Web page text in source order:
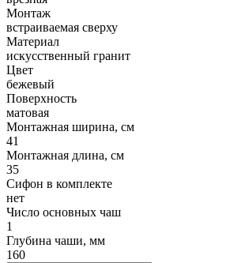
Монтаж
встраиваемая сверху
Материал
искусственный гранит
Цвет
бежевый
Поверхность
матовая
Монтажная ширина, см
41
Монтажная длина, см
35
Сифон в комплекте
нет
Число основных чаш
1
Глубина чаши, мм
160